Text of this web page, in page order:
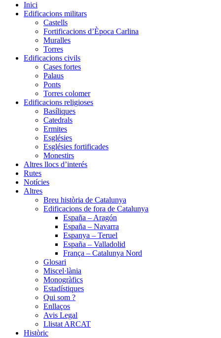
Inici
Edificacions militars
Castells
Fortificacions d’Època Carlina
Muralles
Torres
Edificacions civils
Cases fortes
Palaus
Ponts
Torres colomer
Edificacions religioses
Basíliques
Catedrals
Ermites
Esglésies
Esglésies fortificades
Monestirs
Altres llocs d’interés
Rutes
Notícies
Altres
Breu història de Catalunya
Edificacions de fora de Catalunya
España – Aragón
España – Navarra
Espanya – Teruel
España – Valladolid
França – Catalunya Nord
Glosari
Miscel·lània
Monogràfics
Estadístiques
Qui som ?
Enllaços
Avis Legal
Llistat ARCAT
Històric